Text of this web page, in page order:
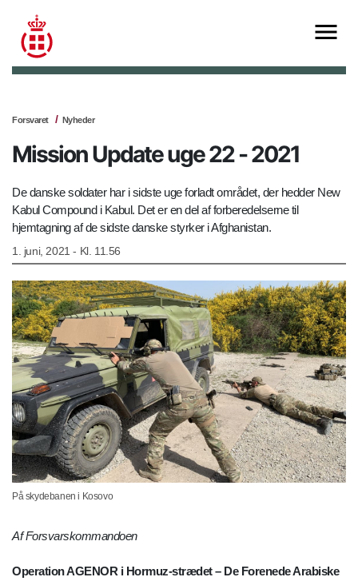
Forsvaret Nyheder
Mission Update uge 22 - 2021
De danske soldater har i sidste uge forladt området, der hedder New
Kabul Compound i Kabul. Det er en del af forberedelserne til
hjemtagning af de sidste danske styrker i Afghanistan.
1. juni, 2021 - Kl. 11.56
På skydebanen i Kosovo
Af Forsvarskommandoen
Operation AGENOR i Hormuz-strædet – De Forenede Arabiske